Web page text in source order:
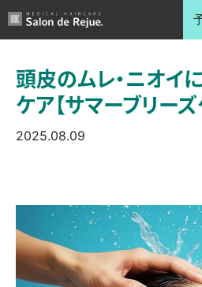
内
頭皮のムレ・ニオイ
ケア【サマーブリーズ
2025.08.09